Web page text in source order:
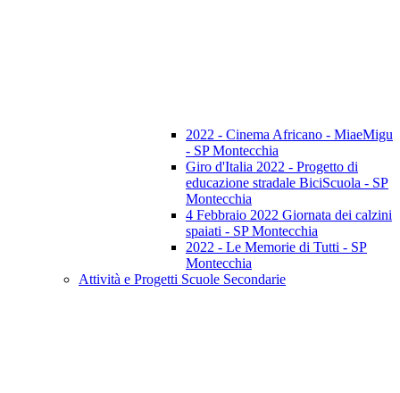
2022 - Cinema Africano - MiaeMigu
- SP Montecchia
Giro d'Italia 2022 - Progetto di
educazione stradale BiciScuola - SP
Montecchia
4 Febbraio 2022 Giornata dei calzini
spaiati - SP Montecchia
2022 - Le Memorie di Tutti - SP
Montecchia
Attività e Progetti Scuole Secondarie